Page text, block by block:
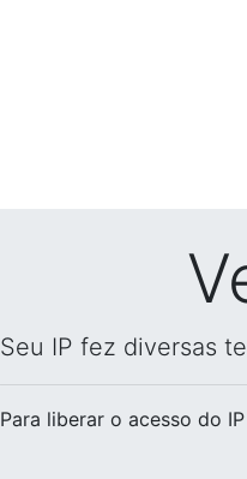
Seu IP fez diversas
Para liberar o acesso do IP